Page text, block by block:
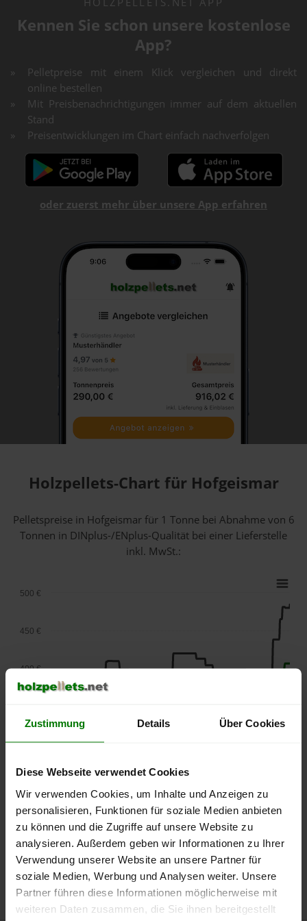
Zustimmung Details Über Cookies
Diese Webseite verwendet Cookies
Wir verwenden Cookies, um Inhalte und Anzeigen zu
personalisieren, Funktionen für soziale Medien anbieten
zu können und die Zugriffe auf unsere Website zu
analysieren. Außerdem geben wir Informationen zu Ihrer
Verwendung unserer Website an unsere Partner für
soziale Medien, Werbung und Analysen weiter. Unsere
Partner führen diese Informationen möglicherweise mit
weiteren Daten zusammen, die Sie ihnen bereitgestellt
Kennen Sie schon unsere kostenlose
App?
Pelletpreise mit einem Klick vergleichen und direkt
online bestellen
Mit Preisbenachrichtigungen immer auf dem aktuellen
Stand
Preisentwicklungen im Chart einfach nachverfolgen
oder zuerst mehr über unsere App erfahren
Holzpellets-Chart für Hofgeismar
Pelletspreise in Hofgeismar für 1 Tonne bei Abnahmevon 6
Tonnen in DINplus-/ENplus-Qualität bei einer Lieferstelle
inkl. MwSt.:
lose Ware Sackware
September
Januar
Mai
300 €
400 €
450 €
500 €
Die aktuelle Preisentwicklung für Holzpellets in Deutschland
können Sie jederzeit auf unsererPelletspreise -Seite
nachvollziehen.